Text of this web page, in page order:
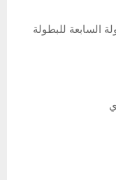
السابعة للبطولة